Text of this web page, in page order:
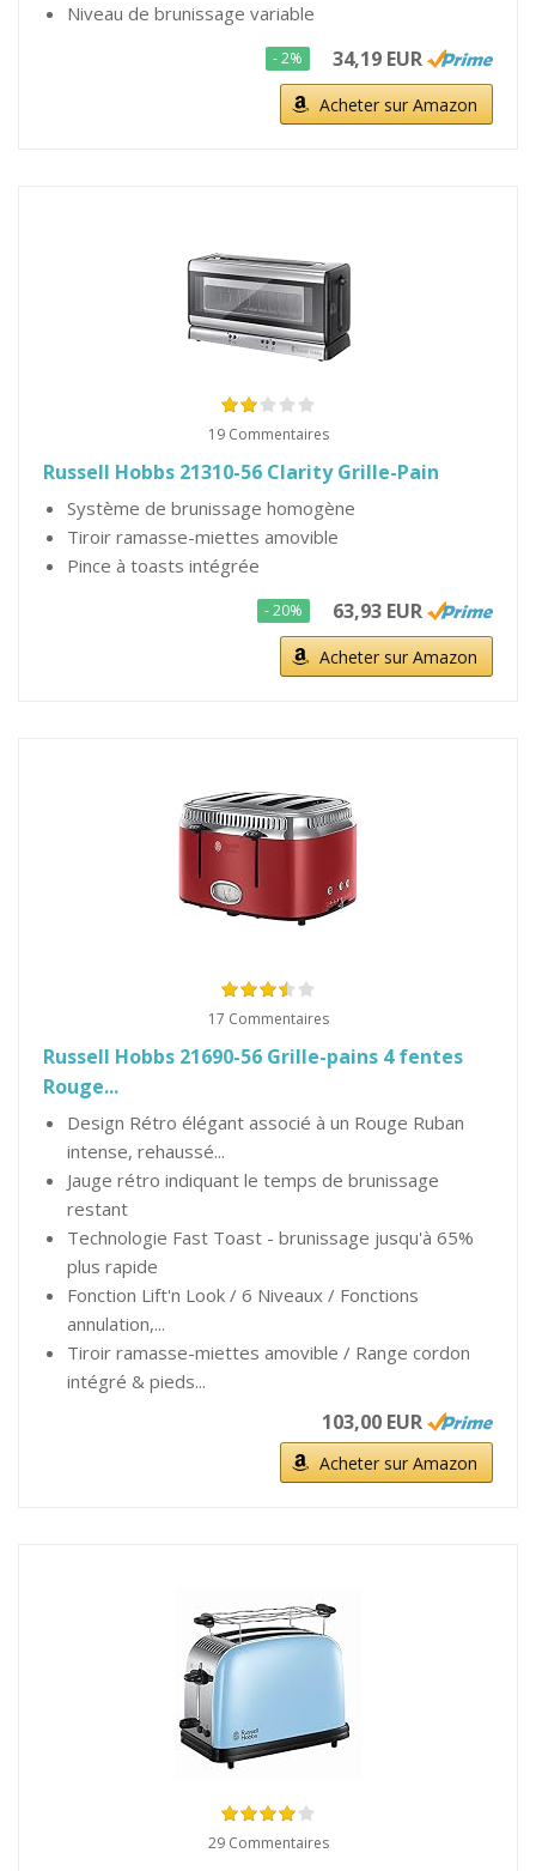
Niveau de brunissage variable
- 2% 34,19 EUR
Acheter sur Amazon
19 Commentaires
Russell Hobbs 21310-56 Clarity Grille-Pain
Système de brunissage homogène
Tiroir ramasse-miettes amovible
Pince à toasts intégrée
- 20% 63,93 EUR
Acheter sur Amazon
17 Commentaires
Russell Hobbs 21690-56 Grille-pains 4 fentes
Rouge...
Design Rétro élégant associé à un Rouge Ruban
intense, rehaussé...
Jauge rétro indiquant le temps de brunissage
restant
Technologie Fast Toast - brunissage jusqu'à 65%
plus rapide
Fonction Lift'n Look / 6 Niveaux / Fonctions
annulation,...
Tiroir ramasse-miettes amovible / Range cordon
intégré & pieds...
103,00 EUR
Acheter sur Amazon
29 Commentaires